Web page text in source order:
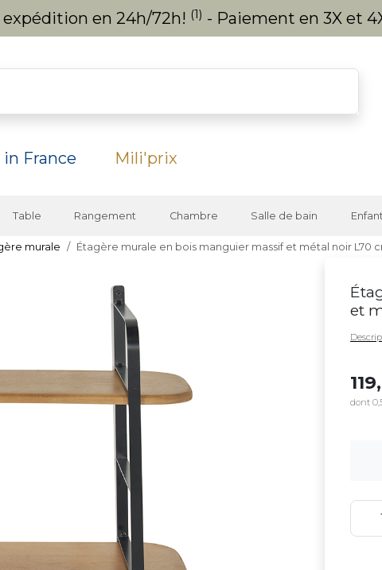
en 24h/72h! (1) - Paiement en 3X et
in France Mili'prix
Table Rangement Chambre Salle de bain
murale Étagère murale en bois manguier massif et métal noir L70
et
dont